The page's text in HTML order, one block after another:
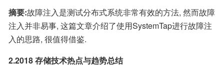
摘要:故障注入是测试分布式系统非常有效的方法, 然而故障
注入并非易事, 这篇文章介绍了使用SystemTap进行故障注
入的思路, 很值得借鉴.
2.2018 存储技术热点与趋势总结